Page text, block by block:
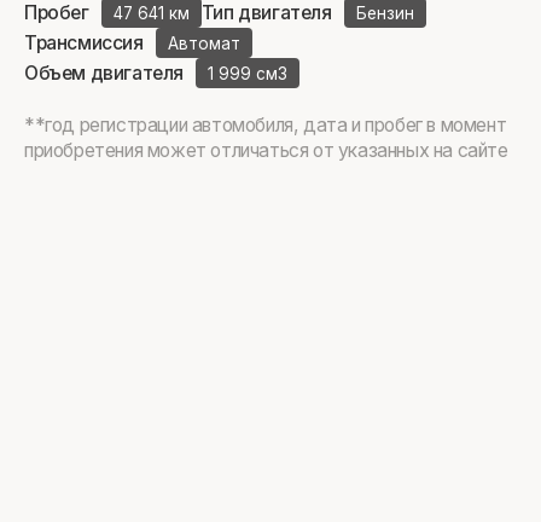
Пробег 47 641 км Тип двигателя Бензин
Трансмиссия Автомат
Объем двигателя 1 999 см3
**год регистрации автомобиля, дата и пробег в момент
приобретения может отличаться от указанных на сайте